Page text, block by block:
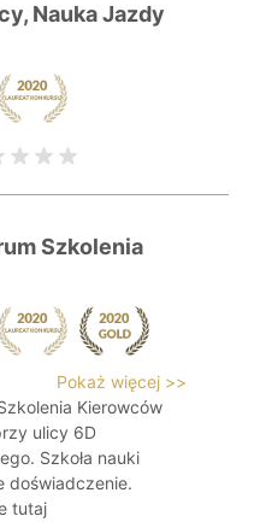
Nauka Jazdy
Szkolenia
Pokaż więcej >>
Kierowców
ulicy 6D
Szkoła nauki
doświadczenie.
tutaj